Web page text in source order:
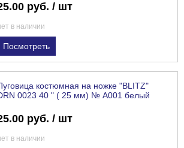
руб. / шт
в наличии
Посмотреть
костюмная на ножке "BLITZ"
0023 40 " ( 25 мм) № А001 белый
руб. / шт
в наличии